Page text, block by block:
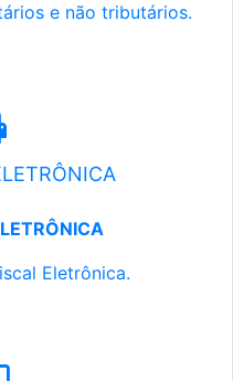
e não tributários.
Eletrônica.